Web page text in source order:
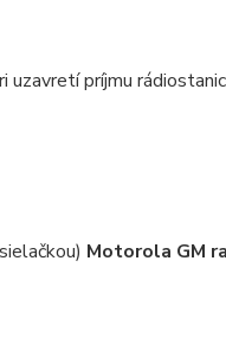
uzavretí príjmu
Motorola GM